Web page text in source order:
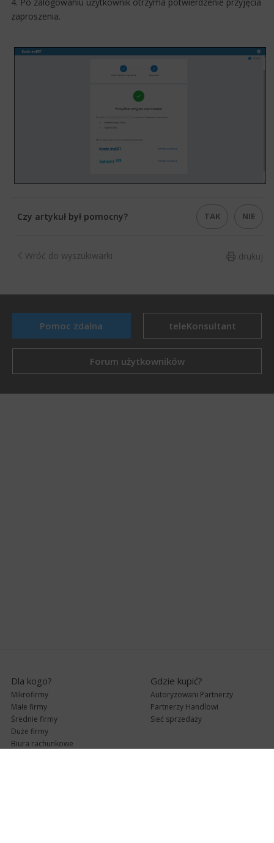
zaproszenia.
Czy artykuł był pomocny? TAK NIE
drukuj
Wróć do wyszukiwarki
Pomoc zdalna teleKonsultant
Forum użytkowników
Dla kogo?
Mikrofirmy
Małe firmy
Średnie firmy
Duże firmy
Biura rachunkowe
Gdzie kupić?
Autoryzowani Partnerzy
Partnerzy Handlowi
Sieć sprzedaży